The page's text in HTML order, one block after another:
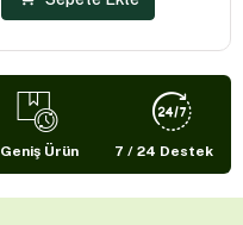
Geniş Ürün 7 / 24 Destek